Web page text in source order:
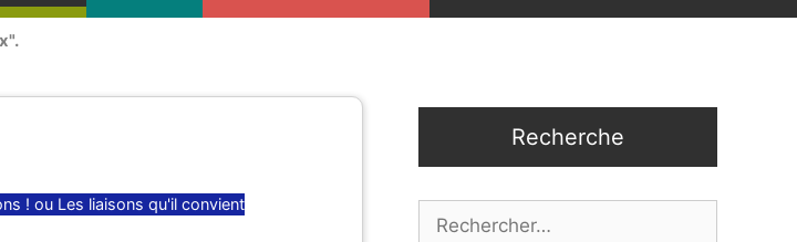
! ou Les liaisons qu'il convient
Recherche